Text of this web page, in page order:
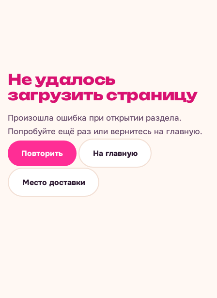
Не удалось
загрузить страницу
Произошла ошибка при открытии раздела.
Попробуйте ещё раз или вернитесь на главную.
Повторить На главную
Место доставки